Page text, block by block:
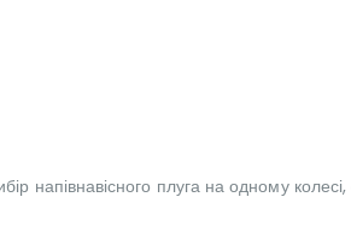
плуга на одному колесі,